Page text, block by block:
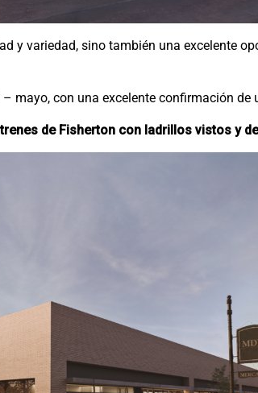
y variedad, sino también una excelente
mayo, con una excelente confirmación
de Fisherton con ladrillos vistos y